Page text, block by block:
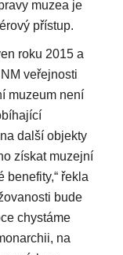
muzea je
přístup.
roku 2015 a
veřejnosti
muzeum není
další objekty
získat muzejní
benefity,“ řekla
bude
chystáme
na